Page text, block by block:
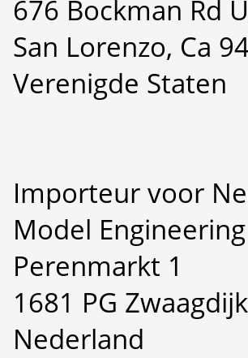
676 Bockman Rd
San Lorenzo, Ca
Verenigde Staten
Importeur voor
Model Engineering
Perenmarkt 1
1681 PG
Nederland